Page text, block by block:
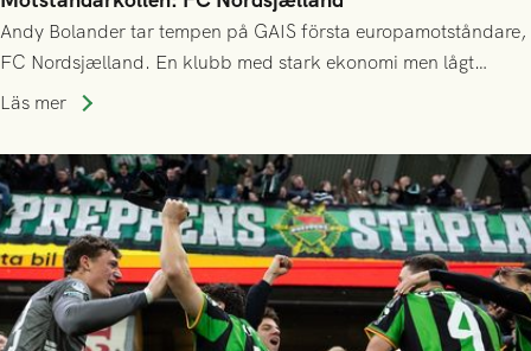
Andy Bolander tar tempen på GAIS första europamotståndare,
FC Nordsjælland. En klubb med stark ekonomi men lågt
publiksnitt, ett lag med både kollektiv styrka och individuell
Läs mer